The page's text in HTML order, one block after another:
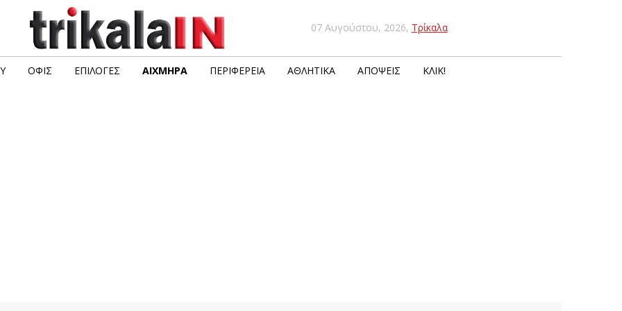
07 Αυγούστου, 2026, Τρίκαλα
ΟΦΙΣ ΕΠΙΛΟΓΈΣ ΑΙΧΜΗΡΆ ΠΕΡΙΦΈΡΕΙΑ ΑΘΛΗΤΙΚΆ ΑΠΌΨΕΙΣ ΚΛΙΚ!